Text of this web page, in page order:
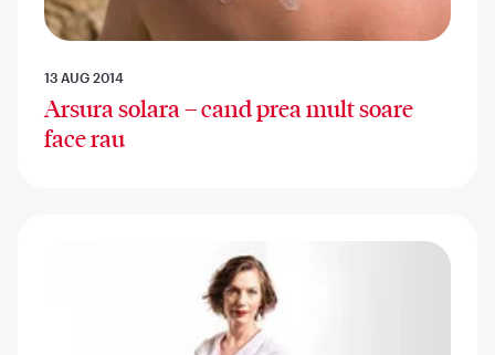
13 AUG 2014
Arsura solara – cand prea mult soare
face rau